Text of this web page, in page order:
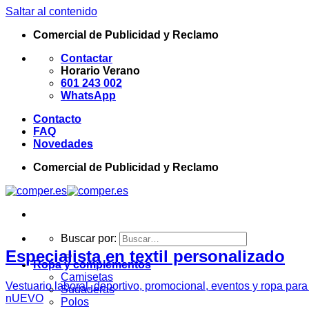
Saltar al contenido
Comercial de Publicidad y Reclamo
Contactar
Horario Verano
601 243 002
WhatsApp
Contacto
FAQ
Novedades
Comercial de Publicidad y Reclamo
Buscar por:
Ropa y complementos
Camisetas
Sudaderas
Polos
Especialista en textil personalizado
Vestuario laboral, deportivo, promocional, eventos y ropa
nUEVO